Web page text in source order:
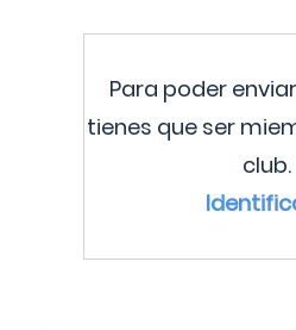
Para poder
tienes que ser
club.